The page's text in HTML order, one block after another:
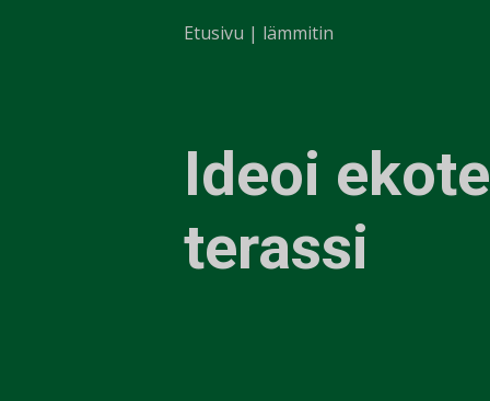
Etusivu | lämmitin
Ideoi
terassi